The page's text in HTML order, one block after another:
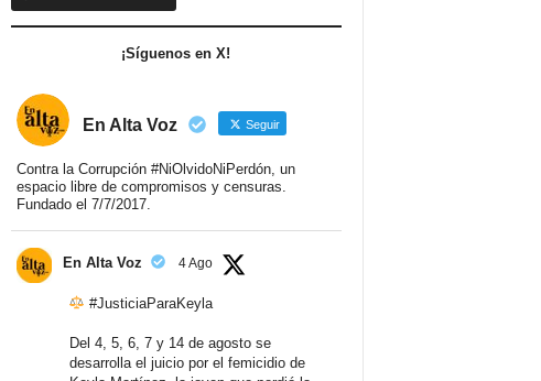
¡Síguenos en X!
En Alta Voz Seguir
Contra la Corrupción #NiOlvidoNiPerdón, un
espacio libre de compromisos y censuras.
Fundado el 7/7/2017.
En Alta Voz 4 Ago
#JusticiaParaKeyla
Del 4, 5, 6, 7 y 14 de agosto se
desarrolla el juicio por el femicidio de